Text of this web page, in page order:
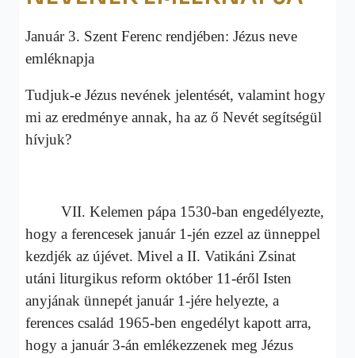
Január 3. Szent Ferenc rendjében: Jézus neve
emléknapja
Tudjuk-e Jézus nevének jelentését, valamint hogy
mi az eredménye annak, ha az ő Nevét segítségül
hívjuk?
VII. Kelemen pápa 1530-ban engedélyezte,
hogy a ferencesek január 1-jén ezzel az ünneppel
kezdjék az újévet. Mivel a II. Vatikáni Zsinat
utáni liturgikus reform október 11-éről Isten
anyjának ünnepét január 1-jére helyezte, a
ferences család 1965-ben engedélyt kapott arra,
hogy a január 3-án emlékezzenek meg Jézus